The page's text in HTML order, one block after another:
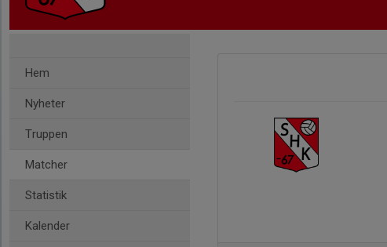
Hem
Nyheter
Truppen
Matcher
Statistik
Kalender